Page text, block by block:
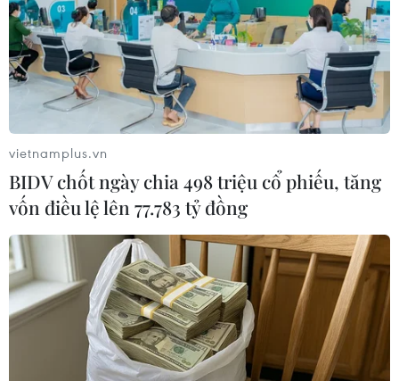
Trong thất bại của tuyển Việt Nam trước Nhật Bản trên sân Mỹ
Đình vào tối qua (11/11), Quang Hải chơi xuất sắc nhất trong số
những cầu thủ đội chủ nhà. (Ảnh: PV/Vietnam+)
Tiền vệ số 19 thi đấu tự tin, nổi bật và khiến những ngôi sao
vietnamplus.vn
BIDV chốt ngày chia 498 triệu cổ phiếu, tăng
vốn điều lệ lên 77.783 tỷ đồng